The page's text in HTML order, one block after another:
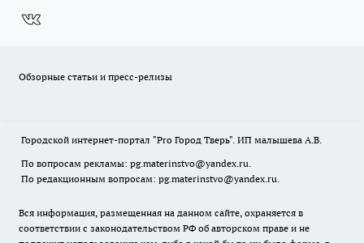
Обзорные статьи и пресс-релизы
Городской интернет-портал "Pro Город Тверь". ИП малышева А.В.
По вопросам рекламы: pg.materinstvo@yandex.ru.
По редакционным вопросам: pg.materinstvo@yandex.ru.
Вся информация, размещенная на данном сайте, охраняется в
соответствии с законодательством РФ об авторском праве и не